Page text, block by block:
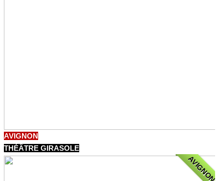
AVIGNON
THÉÂTRE GIRASOLE
AVIGNON